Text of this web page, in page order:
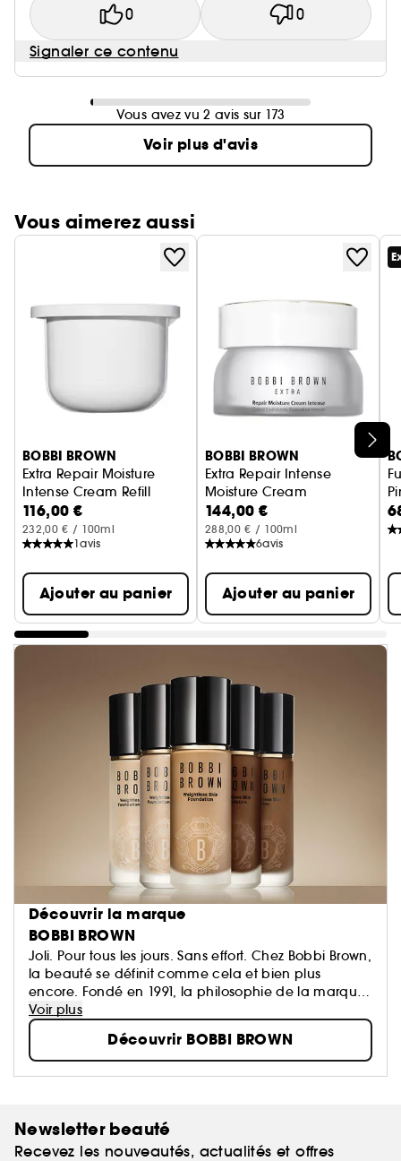
0 0
Signaler ce contenu
Vous avez vu 2 avis sur 173
Voir plus d'avis
Vous aimerez aussi
BOBBI BROWN
Extra Repair Moisture
Intense Cream Refill
Recharge Baume Hydratant Régénérant
116,00 €
232,00 € / 100ml
1avis
Ajouter au panier
BOBBI BROWN
Extra Repair Intense
Moisture Cream
Baume Hydratant Régénérant
144,00 €
288,00 € / 100ml
6avis
Ajouter au panier
Découvrir la marque
BOBBI BROWN
Joli. Pour tous les jours. Sans effort. Chez Bobbi Brown,
la beauté se définit comme cela et bien plus
encore. Fondé en 1991, la philosophie de la marque
est de faire ressortir la beauté naturelle de chaque
femme, grâce à des textures et des teintes naturelles
pour le teint, les yeux, les lèvres qui mettent en valeur
plutôt que de masquer; et des soins au résultat
instantané pour un maquillage éclatant.
Voir plus
Découvrir BOBBI BROWN
Newsletter beauté
Recevez les nouveautés, actualités et offres